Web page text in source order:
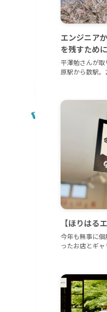
エンジニア
を残すため
平澤勉さんが
原駅から数駅
【ほりはる
今年も無事に
ったお店とギ